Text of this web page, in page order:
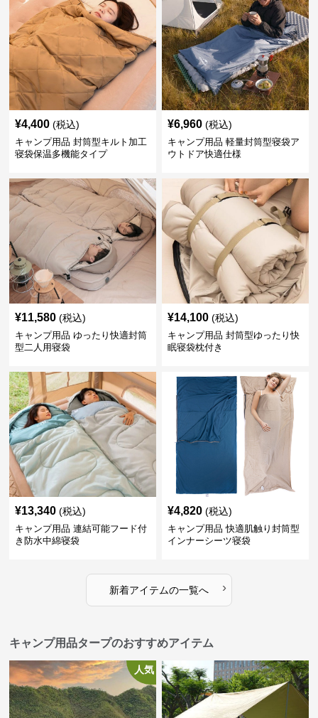
¥4,400 (税込)
キャンプ用品 封筒型キルト加工
寝袋保温多機能タイプ
¥6,960 (税込)
キャンプ用品 軽量封筒型寝袋ア
ウトドア快適仕様
¥11,580 (税込)
キャンプ用品 ゆったり快適封筒
型二人用寝袋
¥14,100 (税込)
キャンプ用品 封筒型ゆったり快
眠寝袋枕付き
¥13,340 (税込)
キャンプ用品 連結可能フード付
き防水中綿寝袋
¥4,820 (税込)
キャンプ用品 快適肌触り封筒型
インナーシーツ寝袋
新着アイテムの一覧へ ›
キャンプ用品タープのおすすめアイテム
人気